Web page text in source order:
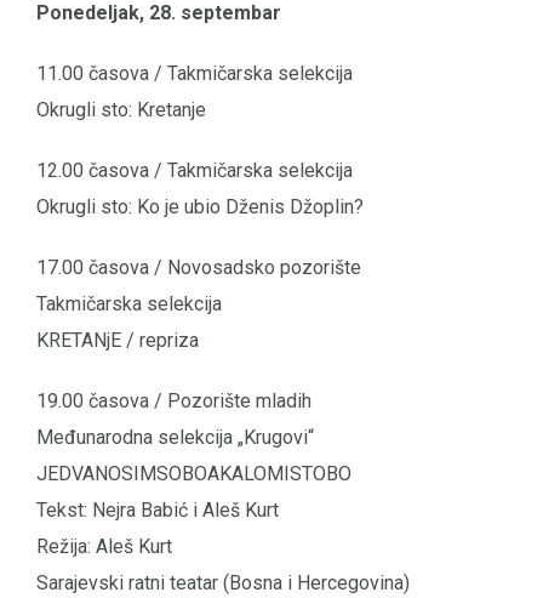
Ponedeljak, 28. septembar
11.00 časova / Takmičarska selekcija
Okrugli sto: Kretanje
12.00 časova / Takmičarska selekcija
Okrugli sto: Ko je ubio Dženis Džoplin?
17.00 časova / Novosadsko pozorište
Takmičarska selekcija
KRETANjE / repriza
19.00 časova / Pozorište mladih
Međunarodna selekcija „Krugovi“
JEDVANOSIMSOBOAKALOMISTOBO
Tekst: Nejra Babić i Aleš Kurt
Režija: Aleš Kurt
Sarajevski ratni teatar (Bosna i Hercegovina)